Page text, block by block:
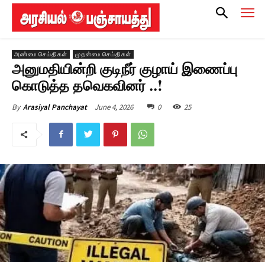
அண்மை செய்திகள் முதன்மை செய்திகள்
அனுமதியின்றி குடிநீர் குழாய் இணைப்பு
கொடுத்த தவெகவினர் ..!
By Arasiyal Panchayat June 4, 2026 0 25